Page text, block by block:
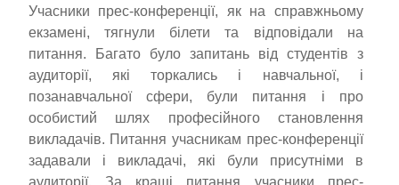
Учасники прес-конференції, як на справжньому
екзамені, тягнули білети та відповідали на
питання. Багато було запитань від студентів з
аудиторії, які торкались і навчальної, і
позанавчальної сфери, були питання і про
особистий шлях професійного становлення
викладачів. Питання учасникам прес-конференції
задавали і викладачі, які були присутніми в
аудиторії. За кращі питання учасники прес-